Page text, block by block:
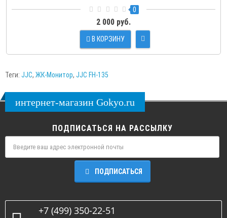
0
2 000 руб.
В КОРЗИНУ
Теги: JJC, ЖК-Монитор, JJC FH-135
интернет-магазин Gokyo.ru
ПОДПИСАТЬСЯ НА РАССЫЛКУ
ПОДПИСАТЬСЯ
+7 (499) 350-22-51